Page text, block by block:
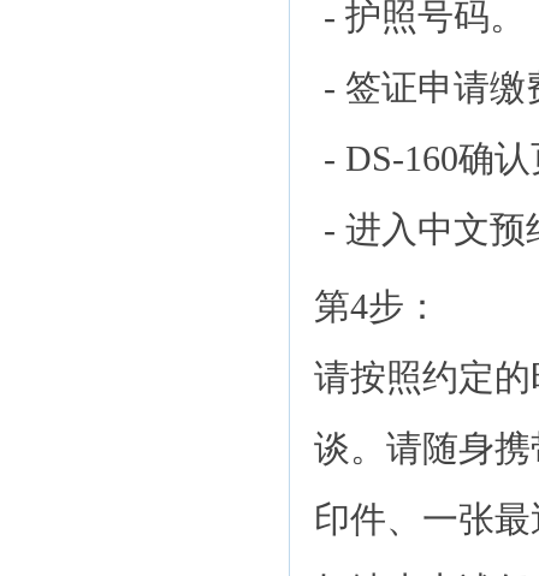
- 护照号码。
- 签证申请缴
- DS-160确
- 进入中文预
第4步：
请按照约定
谈。请随身
印件、一张